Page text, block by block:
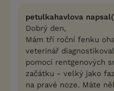
petulkahavlova
Dobrý den,
Mám tří roční fenku
veterinář
pomocí rentgenových
začátku - velký jako
na pravé noze. Máte